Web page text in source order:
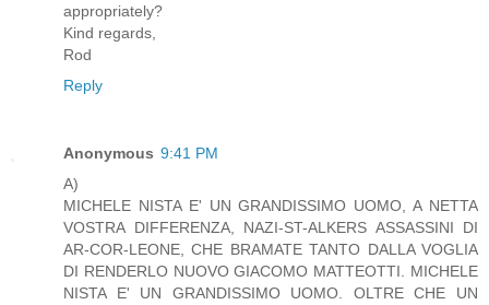
appropriately?
Kind regards,
Rod
Reply
Anonymous 9:41 PM
A)
MICHELE NISTA E' UN GRANDISSIMO UOMO, A NETTA
VOSTRA DIFFERENZA, NAZI-ST-ALKERS ASSASSINI DI
AR-COR-LEONE, CHE BRAMATE TANTO DALLA VOGLIA
DI RENDERLO NUOVO GIACOMO MATTEOTTI. MICHELE
NISTA E' UN GRANDISSIMO UOMO. OLTRE CHE UN